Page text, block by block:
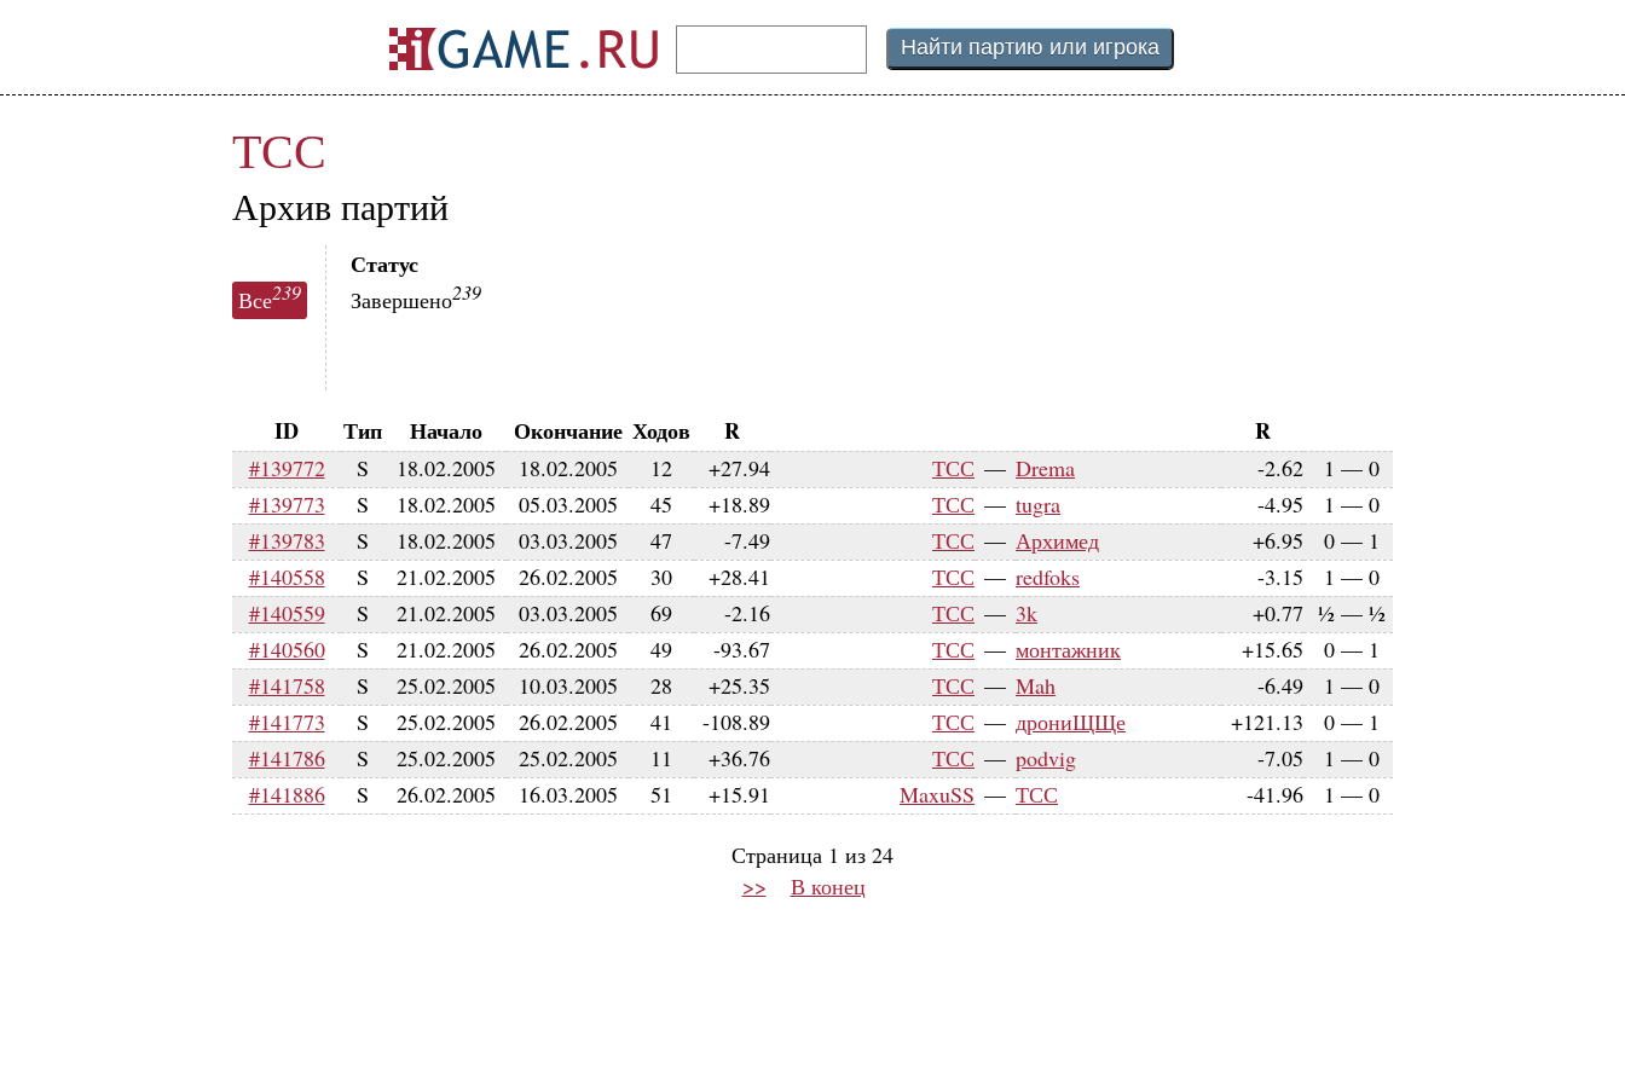
ТСС
Архив партий
Все239
Статус
Завершено239
ID Тип Начало Окончание Ходов R R
#139772 S 18.02.2005 18.02.2005 12 +27.94 ТСС — Drema -2.62 1 — 0
#139773
S 18.02.2005 05.03.2005 45 +18.89 ТСС — tugra -4.95 1 — 0
#139783
S 18.02.2005 03.03.2005 47 -7.49 ТСС — Архимед +6.95 0— 1
#140558
S 21.02.2005 26.02.2005 30 +28.41 ТСС — redfoks -3.15 1 — 0
#140559
S 21.02.2005 03.03.2005 69 -2.16 ТСС — 3k +0.77 ½— ½
#140560
S 21.02.2005 26.02.2005 49 -93.67 ТСС — монтажник +15.65 0— 1
#141758
S 25.02.2005 10.03.2005 28 +25.35 ТСС — Mah -6.49 1 — 0
#141773
S 25.02.2005 26.02.2005 41 -108.89 ТСС — дрониЩЩе +121.13 0— 1
#141786
S 25.02.2005 25.02.2005 11 +36.76 ТСС — podvig -7.05 1 — 0
#141886
S 26.02.2005 16.03.2005 51 +15.91 MaxuSS — ТСС -41.96 1 — 0
Страница 1 из 24
>>
В конец